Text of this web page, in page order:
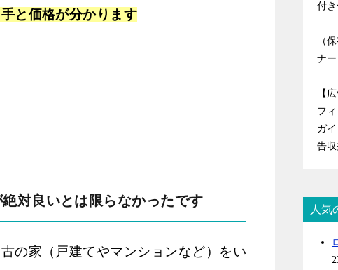
と価格が分かります
対良いとは限らなかったです
の家（戸建てやマンションなど）をい
付き
（
ナ
【
フ
ガ
告収
人気